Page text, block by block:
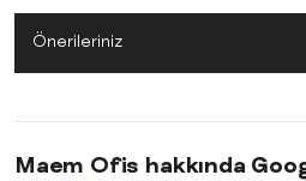
Önerileriniz
Maem Ofis hakkında